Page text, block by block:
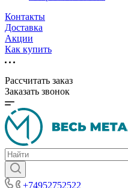
Контакты
Доставка
Акции
Как купить
Рассчитать заказ
Заказать звонок
+74952752522